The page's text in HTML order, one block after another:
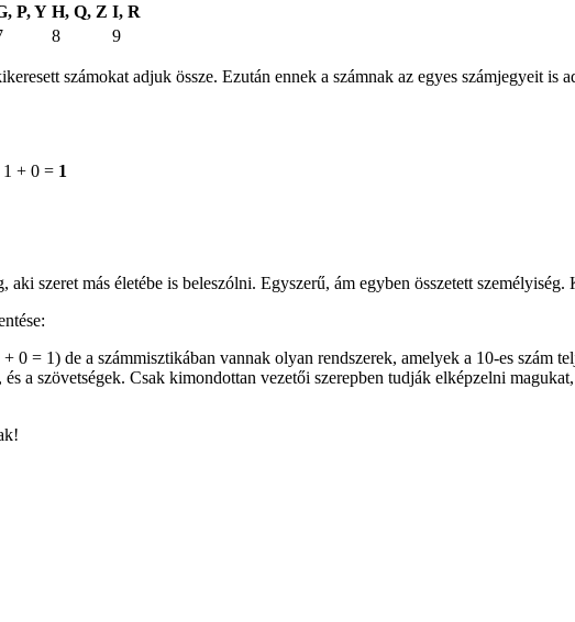
P, Y H, Q, Z I, R
8 9
számokat adjuk össze. Ezután ennek a számnak az egyes számjegyeit is
+ 0 = 1
aki szeret más életébe is beleszólni. Egyszerű, ám egyben összetett
0 = 1) de a számmisztikában vannak olyan rendszerek, amelyek a 10-es szám
a szövetségek. Csak kimondottan vezetői szerepben tudják elképzelni